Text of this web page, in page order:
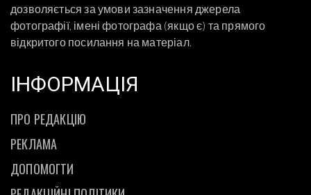
дозволяється за умови зазначення джерела
фотографії, імені фотографа (якщо є) та прямого
відкритого посилання на матеріал.
ІНФОРМАЦІЯ
ПРО РЕДАКЦІЮ
РЕКЛАМА
ДОПОМОГТИ